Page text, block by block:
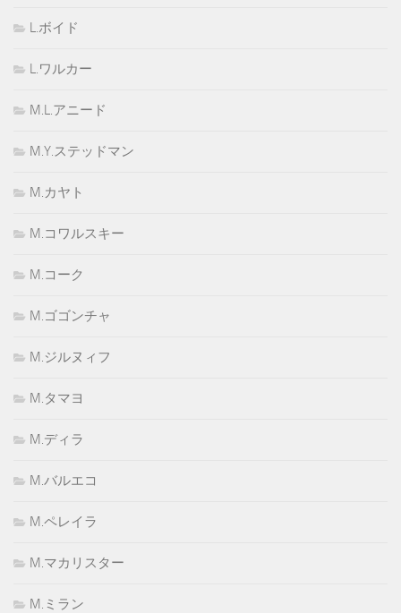
L.ボイド
L.ワルカー
M.L.アニード
M.Y.ステッドマン
M.カヤト
M.コワルスキー
M.コーク
M.ゴゴンチャ
M.ジルヌィフ
M.タマヨ
M.ディラ
M.バルエコ
M.ペレイラ
M.マカリスター
M.ミラン